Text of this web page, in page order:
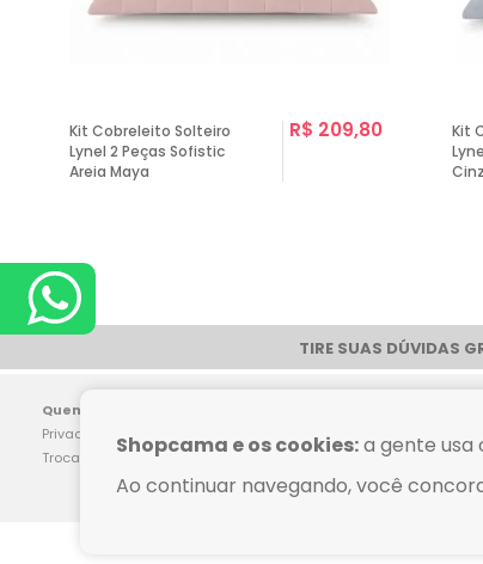
Kit Cobreleito Solteiro
Lynel 2 Peças Sofistic
Areia Maya
R$ 209,80
Kit
TIRE SUAS DÚVIDAS
Quem Somos
Privacidade
Trocas e Devoluções
Como Comprar
Política de Frete
Shopcama e os cookies:a gente usa
Ao continuar navegando, você